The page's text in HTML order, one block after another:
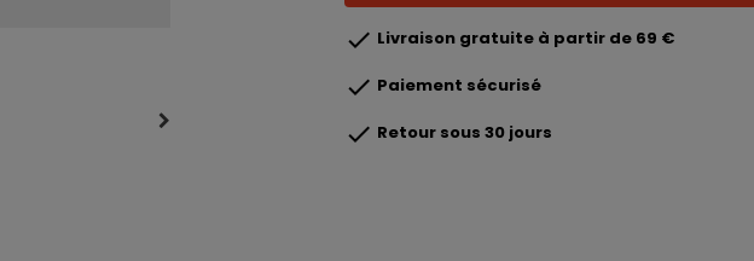
 Livraison gratuite à partir de 69 €
 Paiement sécurisé
 Retour sous 30 jours